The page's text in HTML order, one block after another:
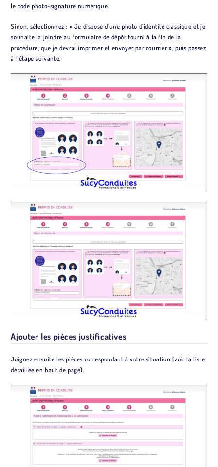
le code photo-signature numérique.
Sinon, sélectionnez : « Je dispose d’une photo d’identité classique et je
souhaite la joindre au formulaire de dépôt fourni à la fin de la
procédure, que je devrai imprimer et envoyer par courrier », puis passez
à l’étape suivante.
Ajouter les pièces justificatives
Joignez ensuite les pièces correspondant à votre situation (voir la liste
détaillée en haut de page).